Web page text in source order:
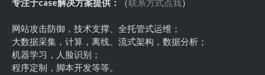
网站攻击防御，技术支撑、全托管式运维；
大数据采集，计算，离线、流式架构，数据分析；
机器学习，人脸识别；
程序定制，脚本开发等等。